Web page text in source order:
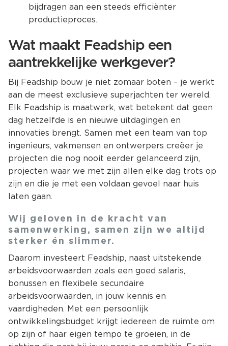
bijdragen aan een steeds efficiënter
productieproces.
Wat maakt Feadship een
aantrekkelijke werkgever?
Bij Feadship bouw je niet zomaar boten – je werkt
aan de meest exclusieve superjachten ter wereld.
Elk Feadship is maatwerk, wat betekent dat geen
dag hetzelfde is en nieuwe uitdagingen en
innovaties brengt. Samen met een team van top
ingenieurs, vakmensen en ontwerpers creëer je
projecten die nog nooit eerder gelanceerd zijn,
projecten waar we met zijn allen elke dag trots op
zijn en die je met een voldaan gevoel naar huis
laten gaan.
Wij geloven in de kracht van
samenwerking, samen zijn we altijd
sterker én slimmer.
Daarom investeert Feadship, naast uitstekende
arbeidsvoorwaarden zoals een goed salaris,
bonussen en flexibele secundaire
arbeidsvoorwaarden, in jouw kennis en
vaardigheden. Met een persoonlijk
ontwikkelingsbudget krijgt iedereen de ruimte om
op zijn of haar eigen tempo te groeien, in de